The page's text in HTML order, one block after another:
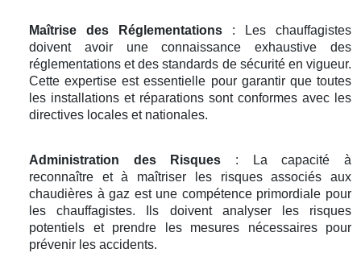
Maîtrise des Réglementations : Les chauffagistes
doivent avoir une connaissance exhaustive des
réglementations et des standards de sécurité en vigueur.
Cette expertise est essentielle pour garantir que toutes
les installations et réparations sont conformes avec les
directives locales et nationales.
Administration des Risques : La capacité à
reconnaître et à maîtriser les risques associés aux
chaudières à gaz est une compétence primordiale pour
les chauffagistes. Ils doivent analyser les risques
potentiels et prendre les mesures nécessaires pour
prévenir les accidents.